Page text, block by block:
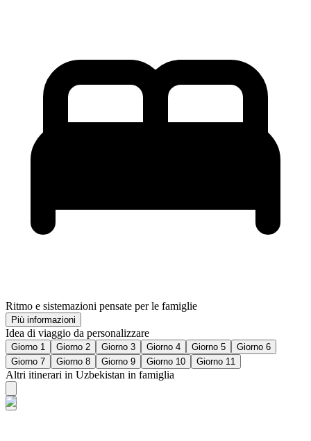
Ritmo e sistemazioni pensate per le famiglie
Più informazioni
Idea di viaggio da personalizzare
Giorno 1 Giorno 2 Giorno 3 Giorno 4 Giorno 5
Giorno 6
Giorno 7
Giorno 8 Giorno 9 Giorno 10 Giorno 11
Altri itinerari in Uzbekistan in famiglia